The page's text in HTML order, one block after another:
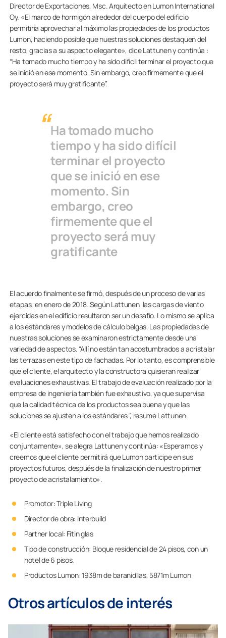
Director de Exportaciones, Msc. Arquitecto en Lumon International
Oy. «El marco de hormigón alrededor del cuerpo del edificio
permitiría aprovechar al máximo las propiedades de los productos
Lumon, haciendo posible que nuestras soluciones destaquen del
resto, gracias a su aspecto elegante», dice Lattunen y continúa :
“Ha tomado mucho tiempo y ha sido difícil terminar el proyecto que
se inició en ese momento. Sin embargo, creo firmemente que el
proyecto será muy gratificante”.
Ha tomado mucho
tiempo y ha sido difícil
terminar el proyecto
que se inició en ese
momento. Sin
embargo, creo
firmemente que el
proyecto será muy
gratificante
El acuerdo finalmente se firmó, después de un proceso de varias
etapas, en enero de 2018. Según Lattunen, las cargas de viento
ejercidas en el edificio resultaron ser un desafío. Lo mismo se aplica
a los estándares y modelos de cálculo belgas. Las propiedades de
nuestras soluciones se examinaron estrictamente desde una
variedad de aspectos. “Allí no están tan acostumbrados a acristalar
las terrazas en este tipo de fachadas. Por lo tanto, es comprensible
que el cliente, el arquitecto y la constructora quisieran realizar
evaluaciones exhaustivas. El trabajo de evaluación realizado por la
empresa de ingeniería también fue exhaustivo, ya que supervisa
que la calidad técnica de los productos sea buena y que las
soluciones se ajusten a los estándares ”, resume Lattunen.
«El cliente está satisfecho con el trabajo que hemos realizado
conjuntamente», se alegra Lattunen y continúa: «Esperamos y
creemos que el cliente permitirá que Lumon participe en sus
proyectos futuros, después de la finalización de nuestro primer
proyecto de acristalamiento».
Promotor: Triple Living
Director de obra: Interbuild
Partner local: Fitin glas
Tipo de construcción: Bloque residencial de 24 pisos, con un
hotel de 6 pisos.
Productos Lumon: 1938m de baranidllas, 5871m Lumon
Otros artículos de interés